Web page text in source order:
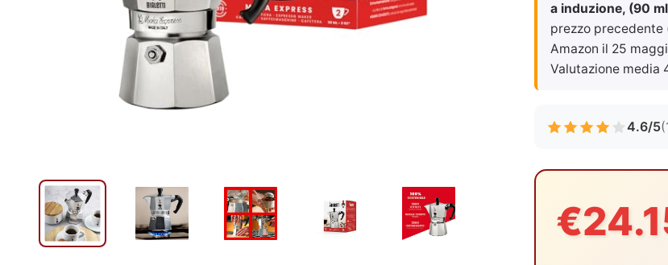
a induzione, (90
prezzo precedente
Amazon il 25
Valutazione media
4.6/5